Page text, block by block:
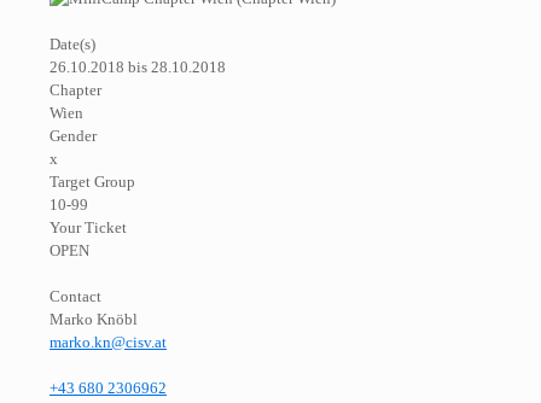
Date(s)
26.10.2018 bis 28.10.2018
Chapter
Wien
Gender
x
Target Group
10-99
Your Ticket
OPEN
Contact
Marko Knöbl
marko.kn@cisv.at
+43 680 2306962